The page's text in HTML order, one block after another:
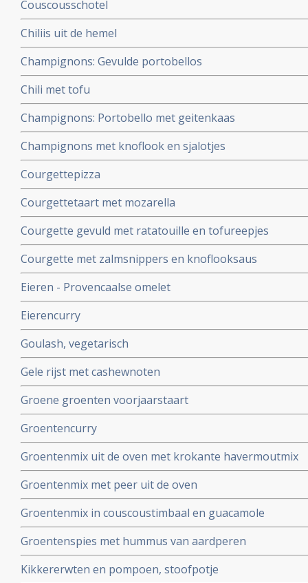
Couscousschotel
Chiliis uit de hemel
Champignons: Gevulde portobellos
Chili met tofu
Champignons: Portobello met geitenkaas
Champignons met knoflook en sjalotjes
Courgettepizza
Courgettetaart met mozarella
Courgette gevuld met ratatouille en tofureepjes
Courgette met zalmsnippers en knoflooksaus
Eieren - Provencaalse omelet
Eierencurry
Goulash, vegetarisch
Gele rijst met cashewnoten
Groene groenten voorjaarstaart
Groentencurry
Groentenmix uit de oven met krokante havermoutmix
Groentenmix met peer uit de oven
Groentenmix in couscoustimbaal en guacamole
Groentenspies met hummus van aardperen
Kikkererwten en pompoen, stoofpotje